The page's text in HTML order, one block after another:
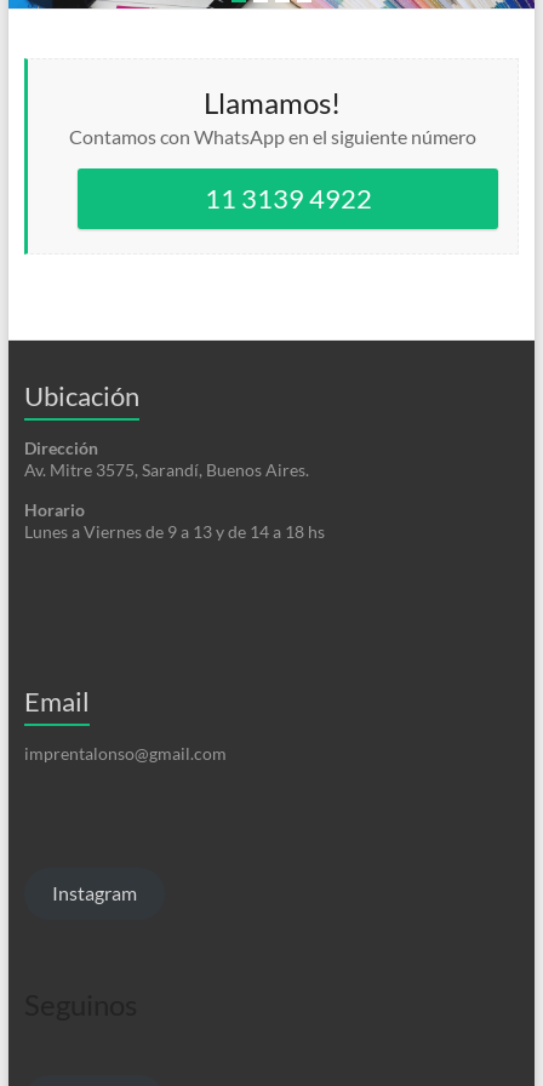
Llamamos!
Contamos con WhatsApp en el siguiente número
11 3139 4922
Ubicación
Dirección
Av. Mitre 3575, Sarandí, Buenos Aires.
Horario
Lunes a Viernes de 9 a 13 y de 14 a 18 hs
Email
imprentalonso@gmail.com
Instagram